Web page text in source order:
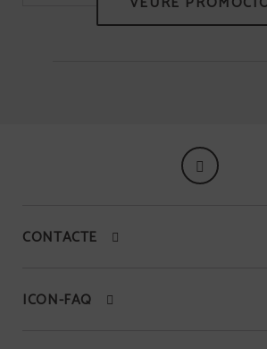
CONTACTE
ICON-FAQ